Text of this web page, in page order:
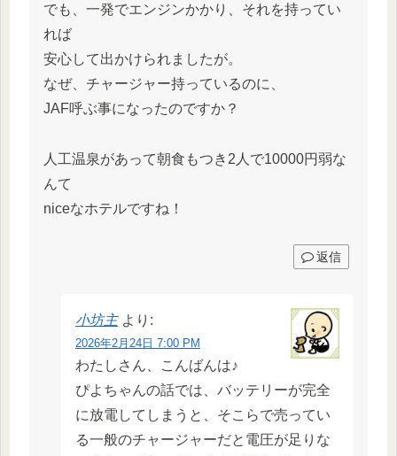
でも、一発でエンジンかかり、それを持ってい
れば
安心して出かけられましたが。
なぜ、チャージャー持っているのに、
JAF呼ぶ事になったのですか？
人工温泉があって朝食もつき2人で10000円弱な
んて
niceなホテルですね！
返信
小坊主 より:
2026年2月24日 7:00 PM
わたしさん、こんばんは♪
ぴよちゃんの話では、バッテリーが完全
に放電してしまうと、そこらで売ってい
る一般のチャージャーだと電圧が足りな